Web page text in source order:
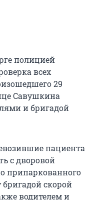
полицией
всех
29
Савушкина
и бригадой
пациента
с дворовой
припаркованного
скорой
водителем и